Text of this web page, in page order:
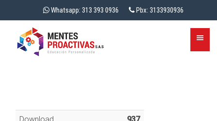
Whatsapp: 313 393 0936 Pbx: 3133930936